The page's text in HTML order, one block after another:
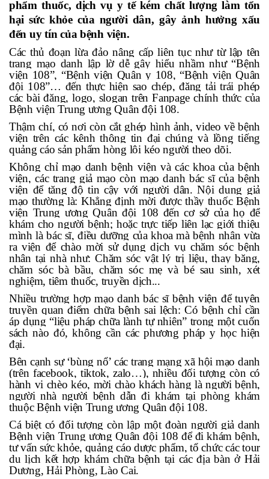
phẩm thuốc, dịch vụ y tế kém chất lượng làm tổn
hại sức khỏe của người dân, gây ảnh hưởng xấu
đến uy tín của bệnh viện.
Các thủ đoạn lừa đảo nâng cấp liên tục như từ lập tên
trang mạo danhlập lờ dễ gây hiểu nhầm như “Bệnh
viện 108”, “Bệnh viện Quân y 108, “Bệnh viện Quân
đội 108”… đến thực hiện sao chép, đăng tải trái phép
các bài đăng, logo, slogan trên Fanpage chính thức của
Bệnh viện Trung ương Quân đội 108.
Thậm chí, có nơi còn cắt ghép hình ảnh, video về bệnh
viện trên các kênh thông tin đại chúng và lồng tiếng
quảng cáo sản phẩm hòng lôi kéo người theo dõi.
Không chỉ mạo danh bệnh viện và các khoa của bệnh
viện, các trang giả mạo còn mạo danh bác sĩcủa bệnh
viện để tăng độ tin cậy với người dân. Nội dung giả
mạo thường là: Khẳng định mời được thầy thuốc Bệnh
viện Trung ương Quân đội 108 đến cơ sở của họ để
khám cho người bệnh; hoặc trực tiếp liên lạc giới thiệu
mình là bác sĩ, điều dưỡng của khoa mà bệnh nhân vừa
ra viện để chào mời sử dụng dịch vụ chăm sóc bệnh
nhân tại nhà như: Chăm sóc vật lý trị liệu, thay băng,
chăm sóc bà bầu, chăm sóc mẹ và bé sau sinh, xét
nghiệm, tiêm thuốc, truyền dịch...
Nhiều trường hợp mạo danh bác sĩ bệnh viện để tuyên
truyền quan điểm chữa bệnh sai lệch: Có bệnh chỉ cần
áp dụng “liệu pháp chữa lành tự nhiên” trong một cuốn
sách nào đó, không cần các phương pháp y học hiện
đại.
Bên cạnh sự ‘bùng nổ’ các trang mạng xã hội mạo danh
(trên facebook, tiktok, zalo…), nhiều đối tượng còn có
hành vi chèo kéo, mời chào khách hàng là người bệnh,
người nhà người bệnh dẫn đi khám tại phòng khám
thuộc Bệnh viện Trung ương Quân đội 108.
Cá biệt có đối tượng còn lập một đoàn người giả danh
Bệnh viện Trung ương Quân đội 108 để đi khám bệnh,
tư vấn sức khỏe, quảng cáo dược phẩm, tổ chức các tour
du lịch kết hợp khám chữa bệnh tại các địa bàn ở Hải
Dương, Hải Phòng, Lào Cai.